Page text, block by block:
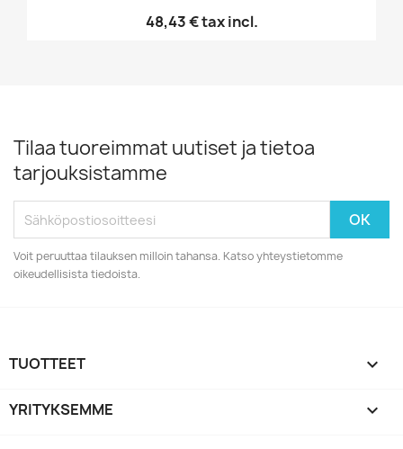
48,43 €tax incl.
Tilaa tuoreimmat uutiset ja tietoa
tarjouksistamme
Voit peruuttaa tilauksen milloin tahansa. Katso yhteystietomme
oikeudellisista tiedoista.
TUOTTEET 
YRITYKSEMME 